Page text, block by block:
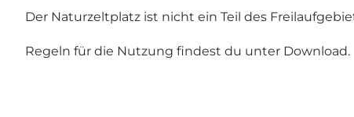
Der Naturzeltplatz ist nicht ein Teil des
Regeln für die Nutzung findest du unter Download.